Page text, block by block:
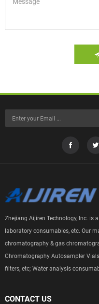
Zhejiang Aijiren Technology, Inc. is
laboratory consumables, etc. Our
chromatography & gas
Chromatography Autosampler
filters, etc; Water analysis
CONTACT US